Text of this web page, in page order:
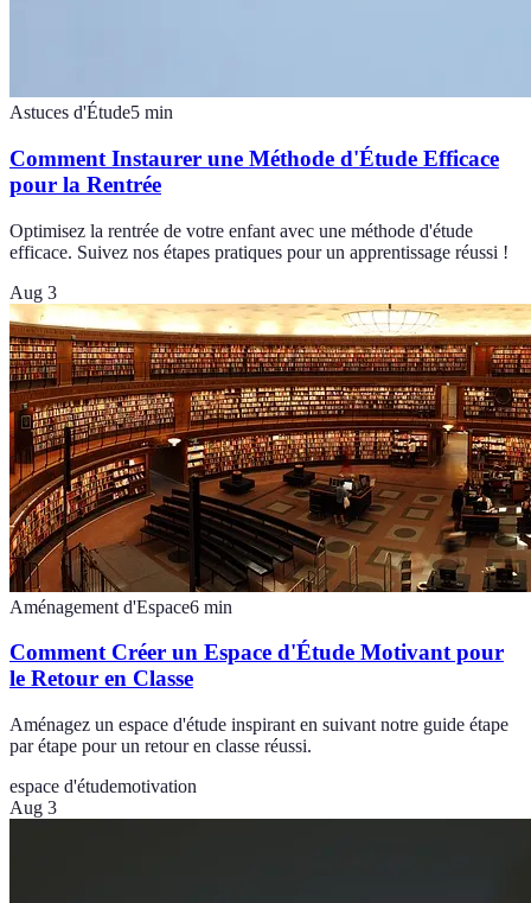
Astuces d'Étude5 min
Comment Instaurer une Méthode d'Étude Efficace
pour la Rentrée
Optimisez la rentrée de votre enfant avec une méthode d'étude
efficace. Suivez nos étapes pratiques pour un apprentissage réussi !
Aug 3
Aménagement d'Espace6 min
Comment Créer un Espace d'Étude Motivant pour
le Retour en Classe
Aménagez un espace d'étude inspirant en suivant notre guide étape
par étape pour un retour en classe réussi.
espace d'étudemotivation
Aug 3